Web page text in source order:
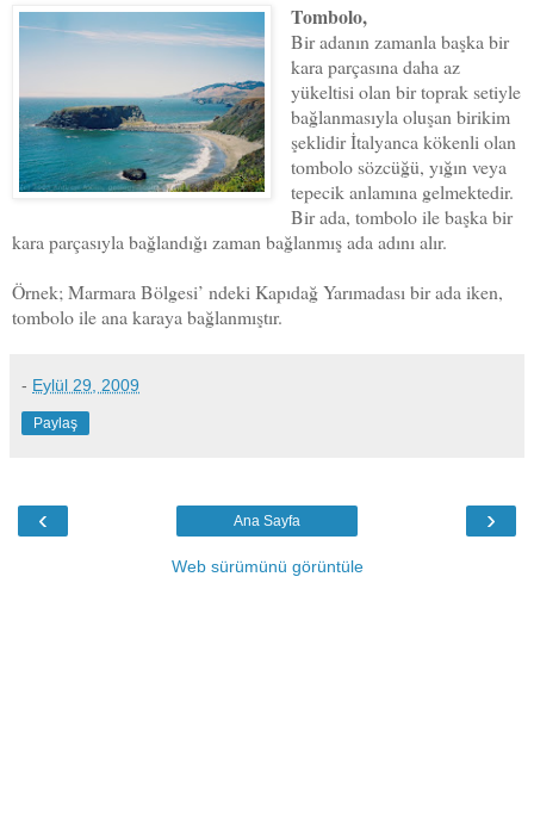
Tombolo,
Bir adanın zamanla başka bir
kara parçasına daha az
yükeltisi olan bir toprak setiyle
bağlanmasıyla oluşan birikim
şeklidir İtalyanca kökenli olan
tombolo sözcüğü, yığın veya
tepecik anlamına gelmektedir.
Bir ada, tombolo ile başka bir
kara parçasıyla bağlandığı zaman bağlanmış ada adını alır.
Örnek; Marmara Bölgesi’ ndeki Kapıdağ Yarımadası bir ada iken,
tombolo ile ana karaya bağlanmıştır.
- Eylül 29, 2009
Paylaş
‹ ›
Ana Sayfa
Web sürümünü görüntüle